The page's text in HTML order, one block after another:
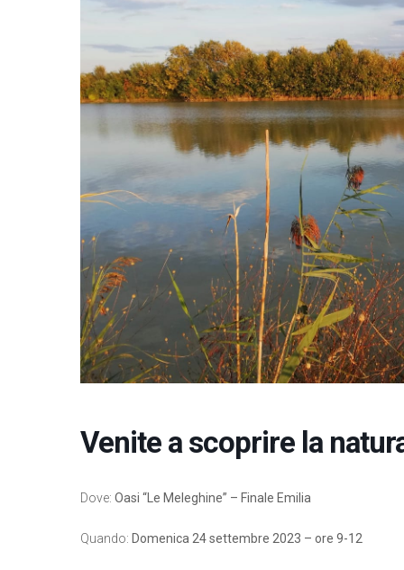
Venite a scoprire la
Dove: Oasi “Le Meleghine” – Finale Emilia
Quando: Domenica 24 settembre 2023 – ore 9-12